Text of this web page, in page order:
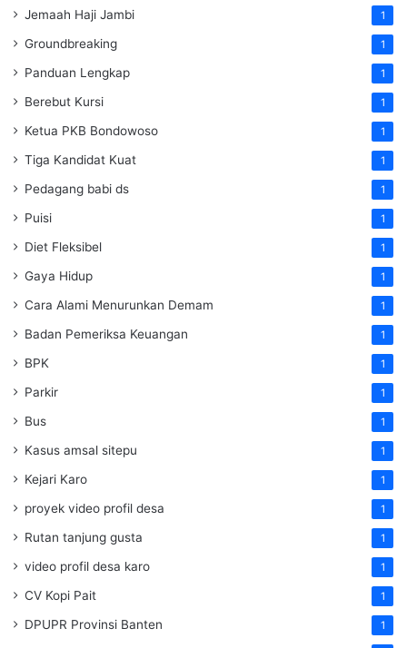
Jemaah Haji Jambi 1
Groundbreaking 1
Panduan Lengkap 1
Berebut Kursi 1
Ketua PKB Bondowoso 1
Tiga Kandidat Kuat 1
Pedagang babi ds 1
Puisi 1
Diet Fleksibel 1
Gaya Hidup 1
Cara Alami Menurunkan Demam 1
Badan Pemeriksa Keuangan 1
BPK 1
Parkir 1
Bus 1
Kasus amsal sitepu 1
Kejari Karo 1
proyek video profil desa 1
Rutan tanjung gusta 1
video profil desa karo 1
CV Kopi Pait 1
DPUPR Provinsi Banten 1